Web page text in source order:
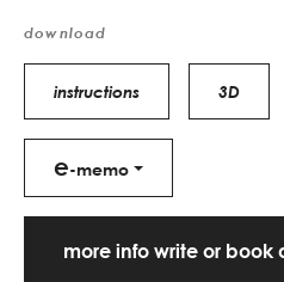
download
instructions 3D
e-memo
more info write or